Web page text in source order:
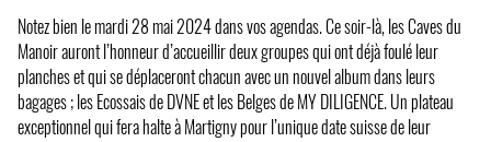
Notez bien le mardi 28 mai 2024 dans vos agendas. Ce soir-là, les Caves du
Manoir auront l’honneur d’accueillir deux groupes qui ont déjà foulé leur
planches et qui se déplaceront chacun avec un nouvel album dans leurs
bagages ; les Ecossais de DVNE et les Belges de MY DILIGENCE. Un plateau
exceptionnel qui fera halte à Martigny pour l’unique date suisse de leur